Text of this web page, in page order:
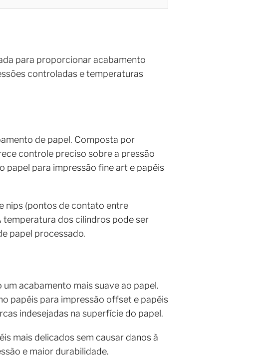
para proporcionar acabamento
controladas e temperaturas
de papel. Composta por
controle preciso sobre a pressão
papel para impressão fine art e papéis
nips (pontos de contato entre
temperatura dos cilindros pode ser
papel processado.
acabamento mais suave ao papel.
papéis para impressão offset e papéis
indesejadas na superfície do papel.
mais delicados sem causar danos à
e maior durabilidade.